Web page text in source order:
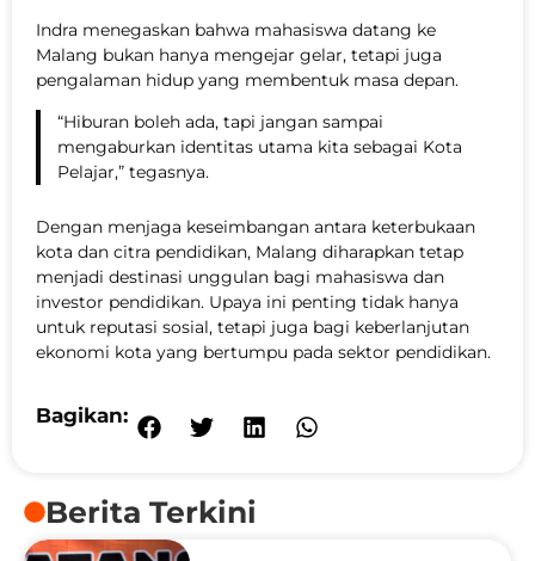
Indra menegaskan bahwa mahasiswa datang ke
Malang bukan hanya mengejar gelar, tetapi juga
pengalaman hidup yang membentuk masa depan.
“Hiburan boleh ada, tapi jangan sampai
mengaburkan identitas utama kita sebagai Kota
Pelajar,” tegasnya.
Dengan menjaga keseimbangan antara keterbukaan
kota dan citra pendidikan, Malang diharapkan tetap
menjadi destinasi unggulan bagi mahasiswa dan
investor pendidikan. Upaya ini penting tidak hanya
untuk reputasi sosial, tetapi juga bagi keberlanjutan
ekonomi kota yang bertumpu pada sektor pendidikan.
Bagikan:
Berita Terkini